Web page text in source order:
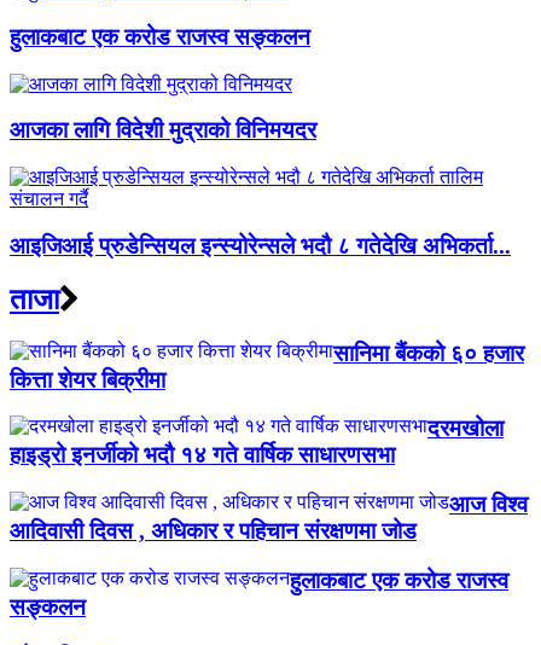
हुलाकबाट एक करोड राजस्व सङ्कलन
आजका लागि विदेशी मुद्राको विनिमयदर
आइजिआई प्रुडेन्सियल इन्स्योरेन्सले भदौ ८ गतेदेखि अभिकर्ता...
ताजा
सानिमा बैंकको ६० हजार
कित्ता शेयर बिक्रीमा
दरमखोला
हाइड्रो इनर्जीको भदौ १४ गते वार्षिक साधारणसभा
आज विश्व
आदिवासी दिवस , अधिकार र पहिचान संरक्षणमा जोड
हुलाकबाट एक करोड राजस्व
सङ्कलन